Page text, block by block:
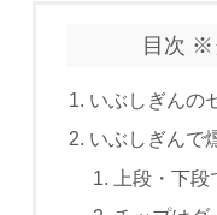
目次 ※
いぶしぎんの
いぶしぎんで
上段・下